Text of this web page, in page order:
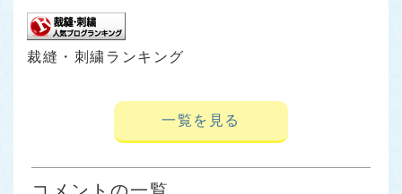
裁縫・刺繍ランキング
一覧を見る